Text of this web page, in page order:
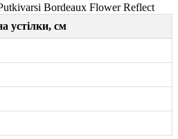
Bordeaux Flower Reflect
устілки, см